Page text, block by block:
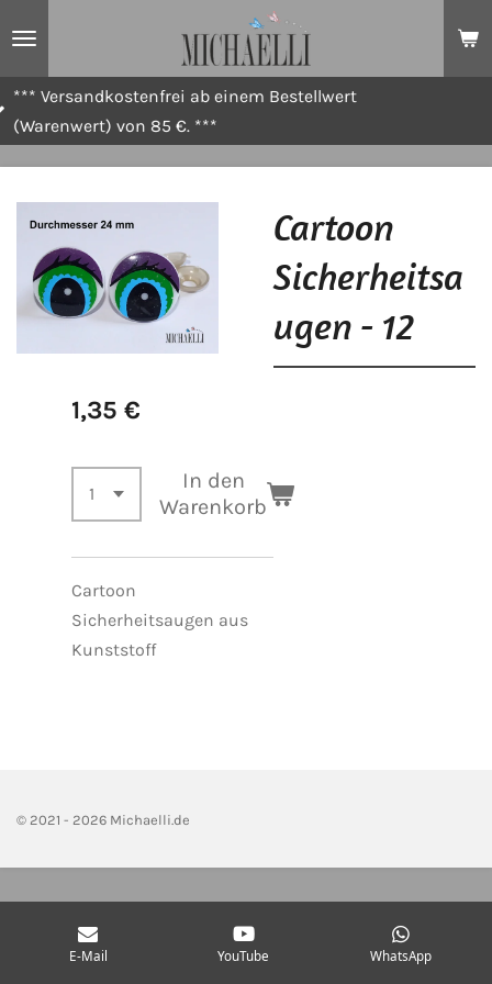
ab einem Bestellwert
85 €. ***
Cartoon
Sicherheitsa
ugen - 12
1,35 €
In den
Warenkorb
Cartoon
Sicherheitsaugen aus
Kunststoff
© 2021 - 2026 Michaelli.de
E-Mail YouTube WhatsApp